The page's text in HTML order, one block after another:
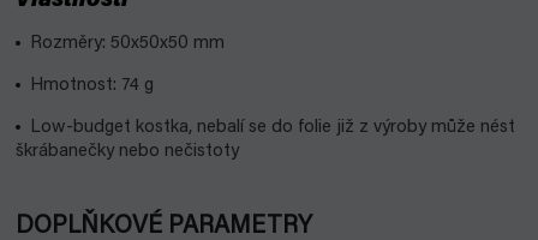
Rozměry: 50x50x50 mm
Hmotnost: 74 g
Low-budget kostka, nebalí se do folie již z výroby může nést
škrábanečky nebo nečistoty
DOPLŇKOVÉ PARAMETRY